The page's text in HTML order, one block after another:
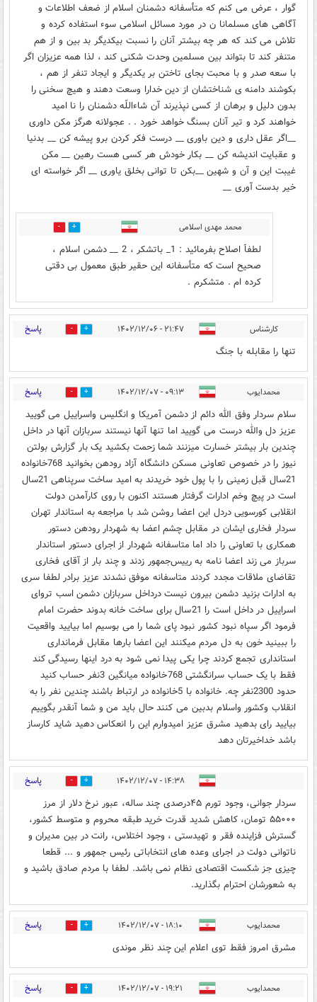
گوار ، عرض می کنم که متأسفانه دشمنان اسلام از ضعف اطلاعات و
آگاهی های مسلمانا ن در مورد مسائل اسلامی سوء استفاده کرده و
تلاش می کند که هر چه بیشتر آنان را نسبت بیکدیگر بد بین و از هم
متنفر کند تا بتواند بین مسلمین وحدت شکنی کند ، لذا همه عزیزان اگر
با سعه صدر و با محبت بجای تاختن بر یکدیگر و ایجاد تنفر از هم ،
بکوشند دامنه ی شناختشان از دین خدارا وسعت دهند و هیچ سخنی را
بدون دلیل و برهان از کسی نپذیرند آن شاءاللّه دشمنان را نا امید
خواهند کرد و تیر آنان بسنگ خواهد خورد . . عجولانه هرگز مکن داوری
__اگر عقل داری و دین باوری __ درست فکر کردن برو پیشه کن __ بدنیا
و عقبایت اندیشه کن __ بکار خودش هر کسی هست رهین __ مکن
غیبت این و آن و شهین __بکن تا توانی بخلق یاوری __ اگر خواسته ای
خیر بدست آوری __
محمد مهدی اسلامی 0
لطفاََ اصلاح بفرمائید : 1_ باتشکر ، 2 __ دشمن اسلام ،
صحیح است که متأسفانه این حقیر طبق معمول بی دقتی
کرده ام . متشکرم .
کارشناس ۲۱:۴۷ - ۱۴۰۲/۱۲/۰۶ 0 پاسخ
تنها را مقابله با جنگ
محمدایوب ۰۹:۱۳ - ۱۴۰۲/۱۲/۰۷ 0 پاسخ
سلام سردار وفق الله دائم از دشمن آمریکا و انگلیس واسراییل می گویید
عزیز دل والله درست می گویید اما تنها آنها نیستند سربازان آنها در داخل
چندین بار بیشتر خسارت میزنند شما زحمت بکشید یک بار گزارش بولتن
نیوز را در خصوص تعاونی مسکن دانشگاه آزاد رودهن بخوانید 768خانواده
21سال قبل زمینی را با پول خود خریدند به امید ساخت سرپناهی 21سال
است در پیچ وخم ادارات گرفتار هستند اکنون با روی کارآمدن دولت
انقلابی کورسویی دردل این اعضا روشن شد با مراجعه به استاندار تهران
سردار فخاری ایشان در مقابل چشم اعضا به شهردار رودهن دستور
همکاری با تعاونی را داد اما متاسفانه شهردار از اجرای دستور استاندار
سرباز می زند اعضا نامه به رییس‌جمهور زدند و چند بار از آقای فخاری
تقاضای ملاقات مجدد کردند متاسفانه موفق نشدند عزیز برادر لطفا سری
به ادارات بزنید دشمن بیرون نیست درداخل سربازان دشمن اسب تروای
اسراییل در داخل است را 21سال برای ساخت خانه بدوند حضرت امام
فرمود اگر سپاه نبود کشور نبود پای شما را می بوسیم اما بیایید واقعیت
را ببینید خون به دل مردم میکنند این اعضا بارها مقابل فرمانداری
استانداری تجمع کردند چرا یکی پیدا نمی شود به درد اینها رسیدگی کند
فقط با یک حساب سرانگشتی 768خانواده میانگین 3نفر حساب کنید
حدود 2300نفر چه. خانواده با 5خانواده در ارتباط باشند چندین نفر را به
انقلاب وکشور واسلام بدبین می کنند حال باید من و شما آنقدر بگوییم
بیایید رای بدهید مشرق عزیز امیدوارم این را انعکاس دهید شاید کارساز
باشد خداخیرتان دهد
۱۴:۳۸ - ۱۴۰۲/۱۲/۰۷ 0 پاسخ
سردار جوانی، وجود تورم ۴۵درصدی چند ساله، عبور نرخ دلار از مرز
۵۵۰۰۰ تومان، کاهش شدید قدرت خرید طبقه محروم و متوسط کشور،
گسترش فزاینده فقر و تهیدستی ، وجود اختلاس، رانت در بین مدیران و
ناتوانی دولت در اجرای وعده های انتخاباتی رئیس جمهور و ... قطعا
چیزی جز شکست اقتصادی نظام نمی باشد. لطفا با مردم صادق باشید و
به شعورشان احترام بگذارید.
محمدایوب ۱۸:۱۰ - ۱۴۰۲/۱۲/۰۷ 0 پاسخ
مشرق امروز فقط توی اعلام این چند نظر موندی
محمدایوب ۱۹:۲۱ - ۱۴۰۲/۱۲/۰۷ 0 پاسخ